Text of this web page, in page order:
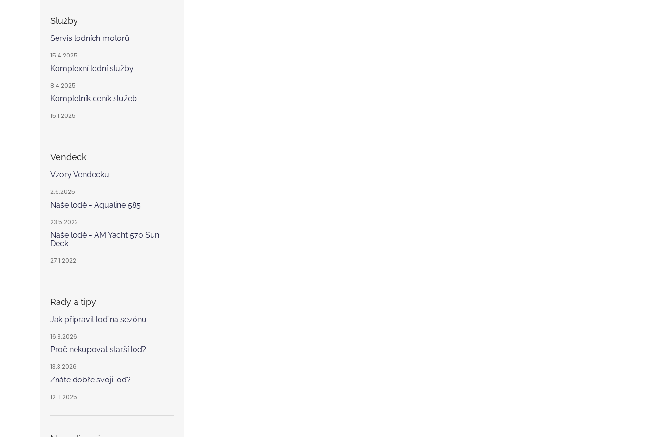
Služby
Servis lodních motorů
15.4.2025
Komplexní lodní služby
8.4.2025
Kompletník ceník služeb
15.1.2025
Vendeck
Vzory Vendecku
2.6.2025
Naše lodě - Aqualine 585
23.5.2022
Naše lodě - AM Yacht 570 Sun
Deck
27.1.2022
Rady a tipy
Jak připravit loď na sezónu
16.3.2026
Proč nekupovat starší loď?
13.3.2026
Znáte dobře svoji loď?
12.11.2025